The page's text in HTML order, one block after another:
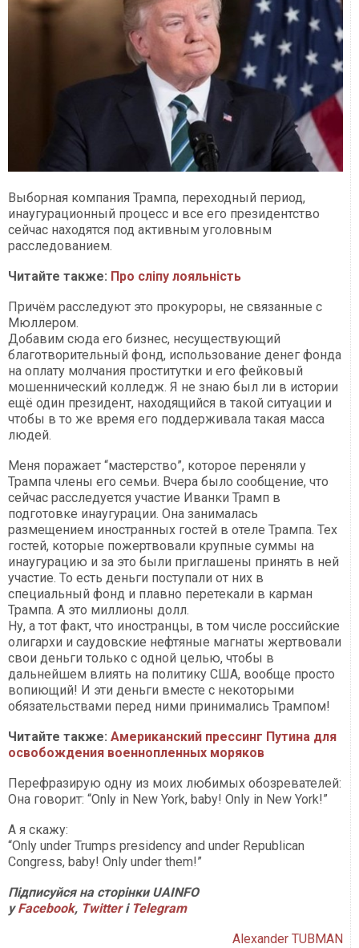
Выборная компания Трампа, переходный период,
инаугурационный процесс и все его президентство
сейчас находятся под активным уголовным
расследованием.
Читайте также: Про сліпу лояльність
Причём расследуют это прокуроры, не связанные с
Мюллером.
Добавим сюда его бизнес, несуществующий
благотворительный фонд, использование денег фонда
на оплату молчания проститутки и его фейковый
мошеннический колледж. Я не знаю был ли в истории
ещё один президент, находящийся в такой ситуации и
чтобы в то же время его поддерживала такая масса
людей.
Меня поражает “мастерство”, которое переняли у
Трампа члены его семьи. Вчера было сообщение, что
сейчас расследуется участие Иванки Трамп в
подготовке инаугурации. Она занималась
размещением иностранных гостей в отеле Трампа. Тех
гостей, которые пожертвовали крупные суммы на
инаугурацию и за это были приглашены принять в ней
участие. То есть деньги поступали от них в
специальный фонд и плавно перетекали в карман
Трампа. А это миллионы долл.
Ну, а тот факт, что иностранцы, в том числе российские
олигархи и саудовские нефтяные магнаты жертвовали
свои деньги только с одной целью, чтобы в
дальнейшем влиять на политику США, вообще просто
вопиющий! И эти деньги вместе с некоторыми
обязательствами перед ними принимались Трампом!
Читайте также: Американский прессинг Путина для
освобождения военнопленных моряков
Перефразирую одну из моих любимых обозревателей:
Она говорит: “Only in New York, baby! Only in New York!”
А я скажу:
“Only under Trumps presidency and under Republican
Congress, baby! Only under them!”
Підписуйся на сторінки UAINFO
уFacebook, Twitter і Telegram
Alexander TUBMAN